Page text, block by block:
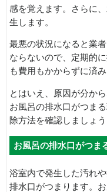
感を覚えます。さらに
生します。
最悪の状況になると業
ならないので、定期的
も費用もかからずに済み
とはいえ、原因が分か
お風呂の排水口がつま
除方法を確認しましょう
お風呂の排水口がつま
浴室内で発生した汚れ
排水口がつまります。